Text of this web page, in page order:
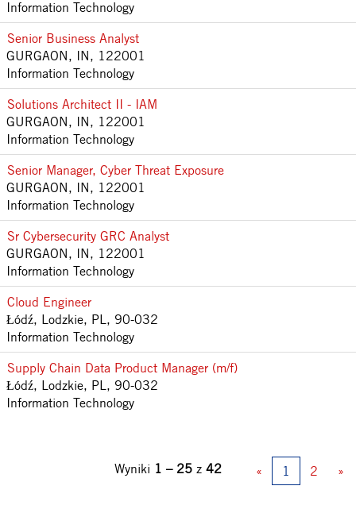
Information Technology
Senior Business Analyst
GURGAON, IN, 122001
Information Technology
Solutions Architect II - IAM
GURGAON, IN, 122001
Information Technology
Senior Manager, Cyber Threat Exposure
GURGAON, IN, 122001
Information Technology
Sr Cybersecurity GRC Analyst
GURGAON, IN, 122001
Information Technology
Cloud Engineer
Łódź, Lodzkie, PL, 90-032
Information Technology
Supply Chain Data Product Manager (m/f)
Łódź, Lodzkie, PL, 90-032
Information Technology
Wyniki 1 – 25 z 42 « 1 2 »